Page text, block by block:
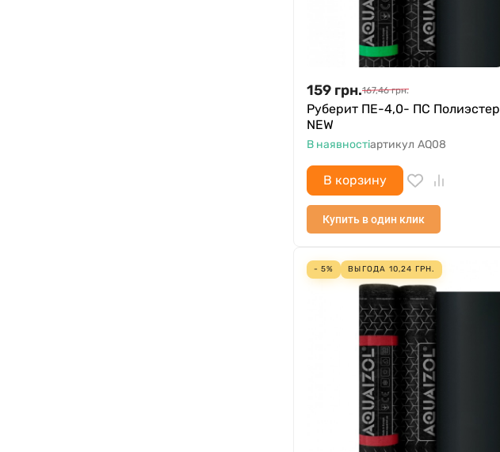
159 грн.167,46 грн.
Руберит ПЕ-4,0- ПС Полиэстер
NEW
В наявностіартикул AQ08
В корзину
Купить в один клик
- 5% ВЫГОДА 10,24 ГРН.